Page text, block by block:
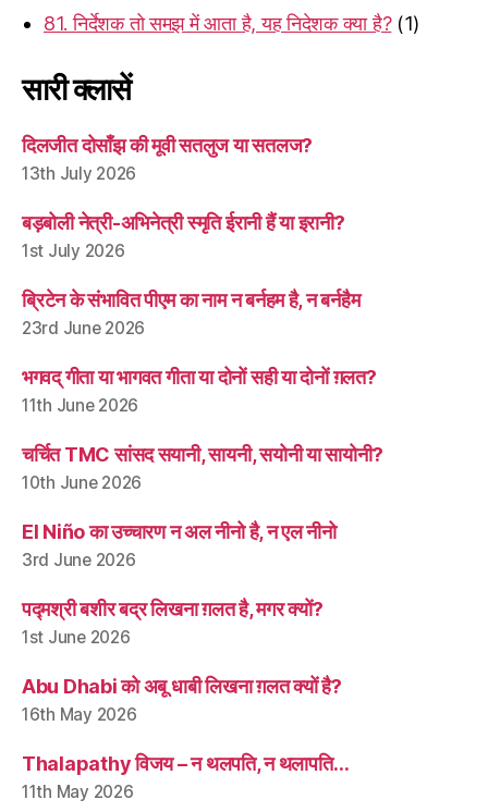
81. निर्देशक तो समझ में आता है, यह निदेशक क्या है? (1)
सारी क्लासें
दिलजीत दोसाँझ की मूवी सतलुज या सतलज?
13th July 2026
बड़बोली नेत्री-अभिनेत्री स्मृति ईरानी हैं या इरानी?
1st July 2026
ब्रिटेन के संभावित पीएम का नाम न बर्नहम है, न बर्नहैम
23rd June 2026
भगवद् गीता या भागवत गीता या दोनों सही या दोनों ग़लत?
11th June 2026
चर्चित TMC सांसद सयानी, सायनी, सयोनी या सायोनी?
10th June 2026
El Niño का उच्चारण न अल नीनो है, न एल नीनो
3rd June 2026
पद्मश्री बशीर बद्र लिखना ग़लत है, मगर क्यों?
1st June 2026
Abu Dhabi को अबू धाबी लिखना ग़लत क्यों है?
16th May 2026
Thalapathy विजय – न थलपति, न थलापति…
11th May 2026